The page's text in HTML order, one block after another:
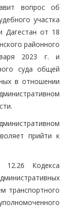
вопрос об
участка
Дагестан от 18
районного
2023 г. и
суда общей
в отношении
прийти к
Кодекса
транспортного